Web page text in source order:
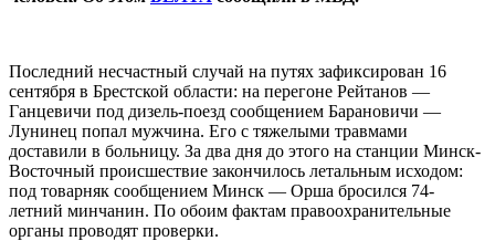
Последний несчастный случай на путях зафиксирован 16
сентября в Брестской области: на перегоне Рейтанов —
Ганцевичи под дизель-поезд сообщением Барановичи —
Лунинец попал мужчина. Его с тяжелыми травмами
доставили в больницу. За два дня до этого на станции Минск-
Восточный происшествие закончилось летальным исходом:
под товарняк сообщением Минск — Орша бросился 74-
летний минчанин. По обоим фактам правоохранительные
органы проводят проверки.